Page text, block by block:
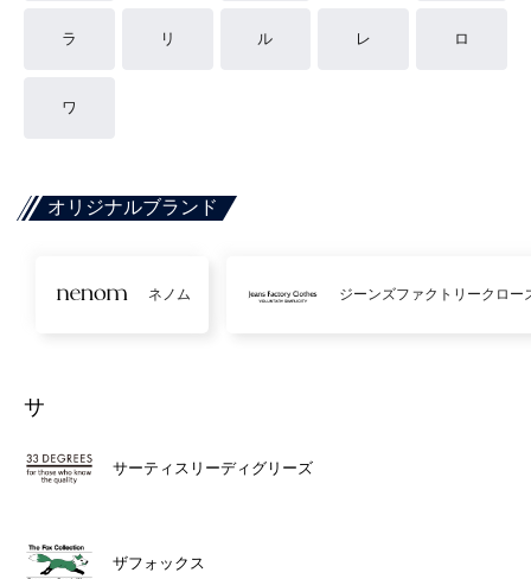
ラ リ ル レ ロ
ワ
オリジナルブランド
ネノム ジーンズファクトリークロー
サ
サーティスリーディグリーズ
ザフォックス